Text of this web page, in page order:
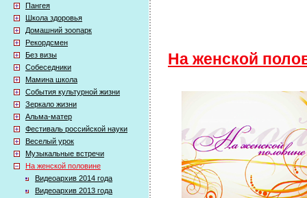
Пангея
Школа здоровья
Домашний зоопарк
Рекордсмен
Без визы
Собеседники
Мамина школа
События культурной жизни
Зеркало жизни
Альма-матер
Фестиваль российской науки
Веселый урок
Музыкальные встречи
На женской половине
Видеоархив 2014 года
Видеоархив 2013 года
На женской